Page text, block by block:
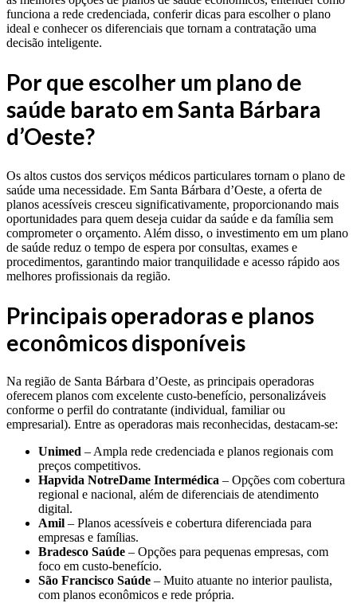
funciona a rede credenciada, conferir dicas para escolher o plano
ideal e conhecer os diferenciais que tornam a contratação uma
decisão inteligente.
Por que escolher um plano de
saúde barato em Santa Bárbara
d’Oeste?
Os altos custos dos serviços médicos particulares tornam o plano de
saúde uma necessidade. Em Santa Bárbara d’Oeste, a oferta de
planos acessíveis cresceu significativamente, proporcionando mais
oportunidades para quem deseja cuidar da saúde e da família sem
comprometer o orçamento. Além disso, o investimento em um plano
de saúde reduz o tempo de espera por consultas, exames e
procedimentos, garantindo maior tranquilidade e acesso rápido aos
melhores profissionais da região.
Principais operadoras e planos
econômicos disponíveis
Na região de Santa Bárbara d’Oeste, as principais operadoras
oferecem planos com excelente custo-benefício, personalizáveis
conforme o perfil do contratante (individual, familiar ou
empresarial). Entre as operadoras mais reconhecidas, destacam-se:
Unimed – Ampla rede credenciada e planos regionais com
preços competitivos.
Hapvida NotreDame Intermédica – Opções com cobertura
regional e nacional, além de diferenciais de atendimento
digital.
Amil – Planos acessíveis e cobertura diferenciada para
empresas e famílias.
Bradesco Saúde – Opções para pequenas empresas, com
foco em custo-benefício.
São Francisco Saúde – Muito atuante no interior paulista,
com planos econômicos e rede própria.